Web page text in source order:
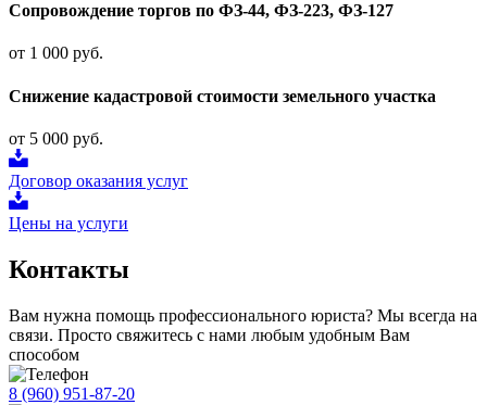
Сопровождение торгов по ФЗ-44, ФЗ-223, ФЗ-127
от 1 000 руб.
Снижение кадастровой стоимости земельного участка
от 5 000 руб.
Договор оказания услуг
Цены на услуги
Контакты
Вам нужна помощь профессионального юриста? Мы всегда на
связи. Просто свяжитесь с нами любым удобным Вам
способом
8 (960) 951-87-20